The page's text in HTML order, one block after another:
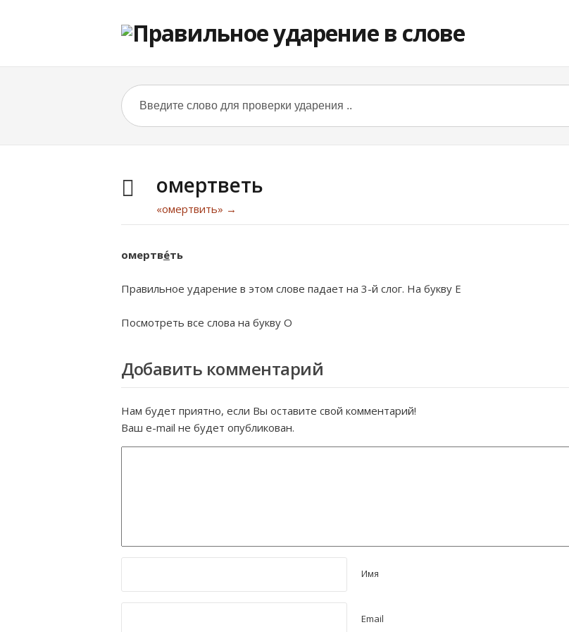
омертветь
«омертвить» →
омертве́ть
Правильное ударение в этом слове падает на 3-й слог. На букву Е
Посмотреть все слова на букву О
Добавить комментарий
Нам будет приятно, если Вы оставите свой комментарий!
Ваш e-mail не будет опубликован.
Имя
Email